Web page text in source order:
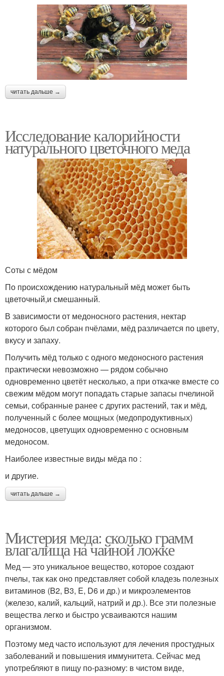
читать дальше →
Исследование калорийности
натурального цветочного меда
Соты с мёдом
По происхождению натуральный мёд может быть
цветочный,и смешанный.
В зависимости от медоносного растения, нектар
которого был собран пчёлами, мёд различается по цвету,
вкусу и запаху.
Получить мёд только с одного медоносного растения
практически невозможно — рядом собычно
одновременно цветёт несколько, а при откачке вместе со
свежим мёдом могут попадать старые запасы пчелиной
семьи, собранные ранее с других растений, так и мёд,
полученный с более мощных (медопродуктивных)
медоносов, цветущих одновременно с основным
медоносом.
Наиболее известные виды мёда по :
и другие.
читать дальше →
Мистерия меда: сколько грамм
влагалища на чайной ложке
Мед — это уникальное вещество, которое создают
пчелы, так как оно представляет собой кладезь полезных
витаминов (B2, B3, E, D6 и др.) и микроэлементов
(железо, калий, кальций, натрий и др.). Все эти полезные
вещества легко и быстро усваиваются нашим
организмом.
Поэтому мед часто используют для лечения простудных
заболеваний и повышения иммунитета. Сейчас мед
употребляют в пищу по-разному: в чистом виде,